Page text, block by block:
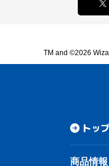
TM and ©2026
トッ
商品情報